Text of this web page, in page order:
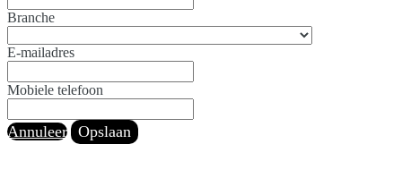
Branche
E-mailadres
Mobiele telefoon
Annuleer Opslaan